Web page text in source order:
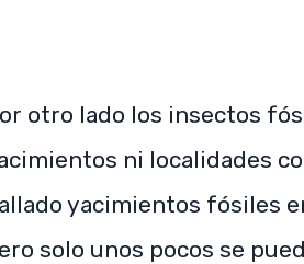
otro lado los insectos
ni localidades
yacimientos fósiles
solo unos pocos se